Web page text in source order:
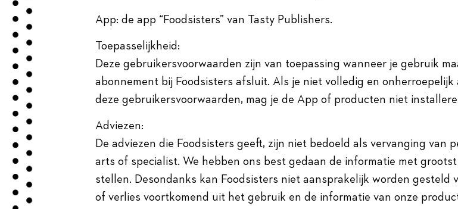
App: de app “Foodsisters” van Tasty Publishers.
Toepasselijkheid:
Deze gebruikersvoorwaarden zijn van toepassing wanneer je gebruik
abonnement bij Foodsisters afsluit. Als je niet volledig en
deze gebruikersvoorwaarden, mag je de App of producten niet
Adviezen:
De adviezen die Foodsisters geeft, zijn niet bedoeld als vervanging van
arts of specialist. We hebben ons best gedaan de informatie met
stellen. Desondanks kan Foodsisters niet aansprakelijk worden gesteld
of verlies voortkomend uit het gebruik en de informatie van onze